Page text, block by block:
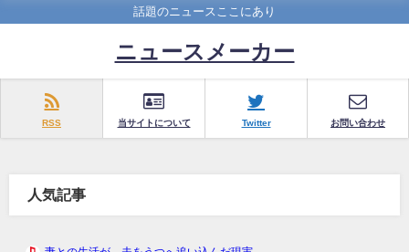
話題のニュースここにあり
ニュースメーカー
RSS 当サイトについて Twitter お問い合わせ
人気記事